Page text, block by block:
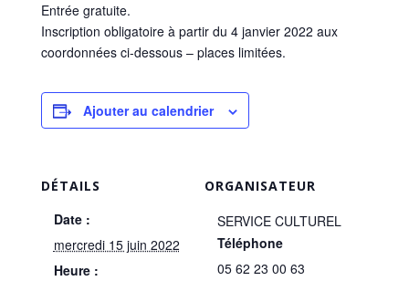
Entrée gratuite.
Inscription obligatoire à partir du 4 janvier 2022 aux
coordonnées ci-dessous – places limitées.
Ajouter au calendrier
DÉTAILS
Date :
mercredi 15 juin 2022
Heure :
ORGANISATEUR
SERVICE CULTUREL
Téléphone
05 62 23 00 63